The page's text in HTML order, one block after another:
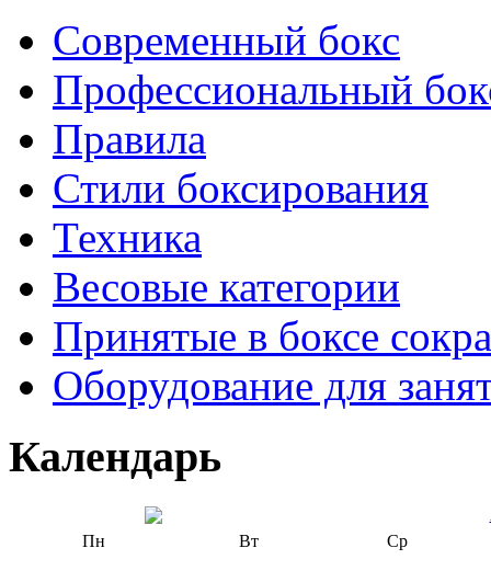
Современный бокс
Профессиональный
Правила
Стили боксирования
Техника
Весовые категории
Принятые в боксе
Оборудование для
Календарь
Пн
Вт Ср